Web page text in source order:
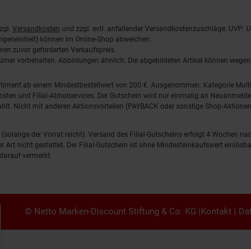
schliessen.
Versandkosten und zzgl. evtl. anfallender Versandkostenzuschläge. UVP:
können im Online-Shop abweichen.
zuvor geforderten Verkaufspreis.
vorbehalten. Abbildungen ähnlich. Die abgebildeten Artikel können
ab einem Mindestbestellwert von 200 €. Ausgenommen: Kategorie
und Filial-Abholservices. Der Gutschein wird nur einmalig an
Nicht mit anderen Aktionsvorteilen (PAYBACK oder sonstige Shop-
der Vorrat reicht). Versand des Filial-Gutscheins erfolgt 4 Wochen
nicht gestattet. Der Filial-Gutschein ist ohne Mindesteinkaufswert
vermerkt.
© Netto Marken-Discount Stiftung & Co. KG |Kontakt |